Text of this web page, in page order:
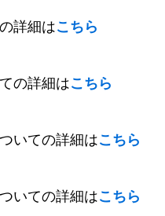
詳細はこちら
の詳細はこちら
いての詳細はこちら
いての詳細はこちら